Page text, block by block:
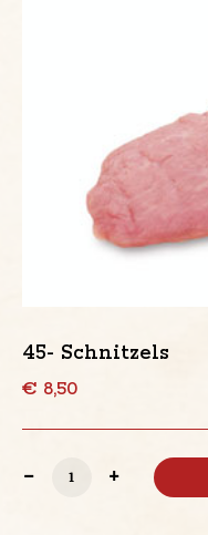
45- Schnitzels
€ 8,50
45- Schnitzels aantal